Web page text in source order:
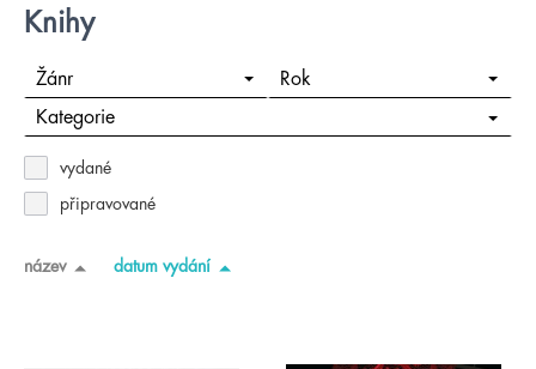
Knihy
Žánr Rok
Kategorie
vydané
připravované
název datum vydání